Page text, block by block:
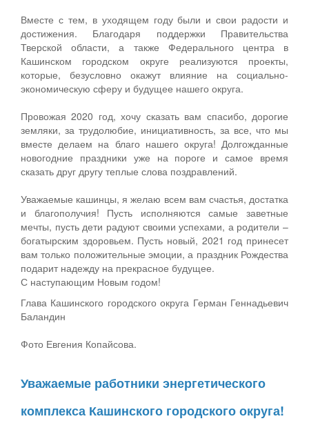
Вместе с тем, в уходящем году были и свои радости и
достижения. Благодаря поддержки Правительства
Тверской области, а также Федерального центра в
Кашинском городском округе реализуются проекты,
которые, безусловно окажут влияние на социально-
экономическую сферу и будущее нашего округа.
Провожая 2020 год, хочу сказать вам спасибо, дорогие
земляки, за трудолюбие, инициативность, за все, что мы
вместе делаем на благо нашего округа! Долгожданные
новогодние праздники уже на пороге и самое время
сказать друг другу теплые слова поздравлений.
Уважаемые кашинцы, я желаю всем вам счастья, достатка
и благополучия! Пусть исполняются самые заветные
мечты, пусть дети радуют своими успехами, а родители –
богатырским здоровьем. Пусть новый, 2021 год принесет
вам только положительные эмоции, а праздник Рождества
подарит надежду на прекрасное будущее.
С наступающим Новым годом!
Глава Кашинского городского округа Герман Геннадьевич
Баландин
Фото Евгения Копайсова.
Уважаемые работники энергетического
комплекса Кашинского городского округа!